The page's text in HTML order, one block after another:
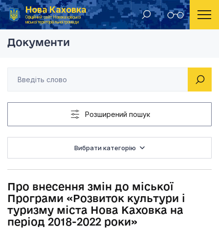
Нова Каховка
Офіційний сайт Новокаховської
міської територіальної громади
Головна Рішення Новокаховської міської ради 2019 рік Про внесення змін
Документи
Розширений пошук
Вибрати категорію
Про внесення змін до міської
Програми «Розвиток культури і
туризму міста Нова Каховка на
період 2018-2022 роки»